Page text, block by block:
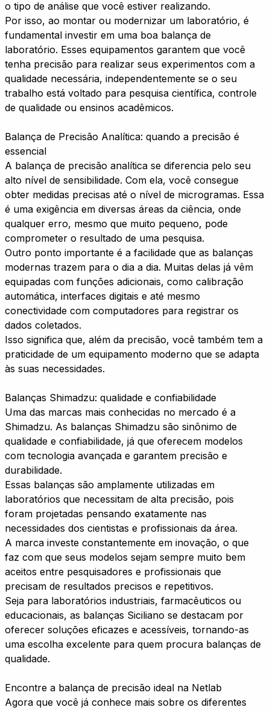
o tipo de análise que você estiver realizando.
Por isso, ao montar ou modernizar um laboratório, é
fundamental investir em uma boa balança de
laboratório. Esses equipamentos garantem que você
tenha precisão para realizar seus experimentos com a
qualidade necessária, independentemente se o seu
trabalho está voltado para pesquisa científica, controle
de qualidade ou ensinos acadêmicos.
Balança de Precisão Analítica: quando a precisão é
essencial
A balança de precisão analítica se diferencia pelo seu
alto nível de sensibilidade. Com ela, você consegue
obter medidas precisas até o nível de microgramas. Essa
é uma exigência em diversas áreas da ciência, onde
qualquer erro, mesmo que muito pequeno, pode
comprometer o resultado de uma pesquisa.
Outro ponto importante é a facilidade que as balanças
modernas trazem para o dia a dia. Muitas delas já vêm
equipadas com funções adicionais, como calibração
automática, interfaces digitais e até mesmo
conectividade com computadores para registrar os
dados coletados.
Isso significa que, além da precisão, você também tem a
praticidade de um equipamento moderno que se adapta
às suas necessidades.
Balanças Shimadzu: qualidade e confiabilidade
Uma das marcas mais conhecidas no mercado é a
Shimadzu. As balanças Shimadzu são sinônimo de
qualidade e confiabilidade, já que oferecem modelos
com tecnologia avançada e garantem precisão e
durabilidade.
Essas balanças são amplamente utilizadas em
laboratórios que necessitam de alta precisão, pois
foram projetadas pensando exatamente nas
necessidades dos cientistas e profissionais da área.
A marca investe constantemente em inovação, o que
faz com que seus modelos sejam sempre muito bem
aceitos entre pesquisadores e profissionais que
precisam de resultados precisos e repetitivos.
Seja para laboratórios industriais, farmacêuticos ou
educacionais, as balanças Siciliano se destacam por
oferecer soluções eficazes e acessíveis, tornando-as
uma escolha excelente para quem procura balanças de
qualidade.
Encontre a balança de precisão ideal na Netlab
Agora que você já conhece mais sobre os diferentes